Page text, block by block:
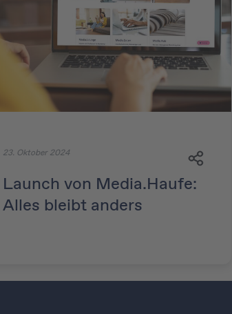
23. Oktober 2024
Launch von Media.Haufe:
Alles bleibt anders